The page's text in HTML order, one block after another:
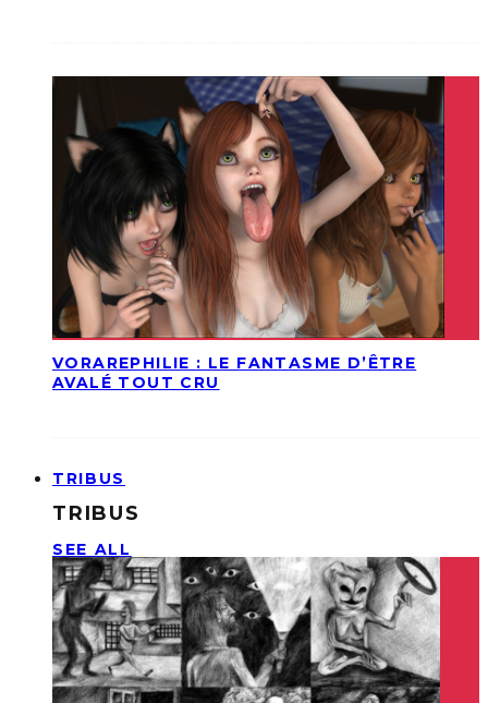
VORAREPHILIE : LE FANTASME D’ÊTRE
AVALÉ TOUT CRU
TRIBUS
TRIBUS
SEE ALL